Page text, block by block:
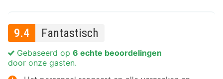
9.4 Fantastisch
Gebaseerd op 6 echte beoordelingen
door onze gasten.